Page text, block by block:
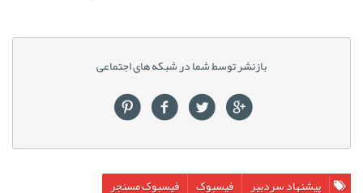
بازنشر توسط شما در شبکه های اجتماعی
پیشنهاد سردبیر فیسبوک فیسبوک مسنجر